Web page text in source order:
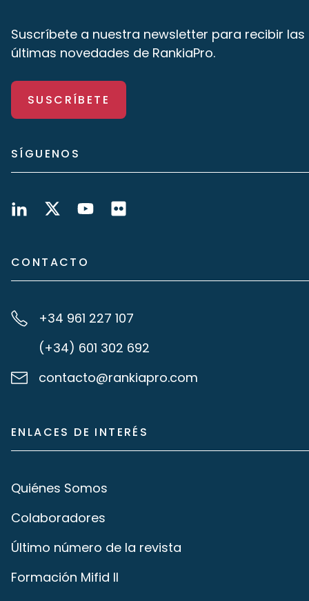
Suscríbete a nuestra newsletter para recibir las
últimas novedades de RankiaPro.
SUSCRÍBETE
SÍGUENOS
CONTACTO
+34 961 227 107
(+34) 601 302 692
contacto@rankiapro.com
ENLACES DE INTERÉS
Quiénes Somos
Colaboradores
Último número de la revista
Formación Mifid II